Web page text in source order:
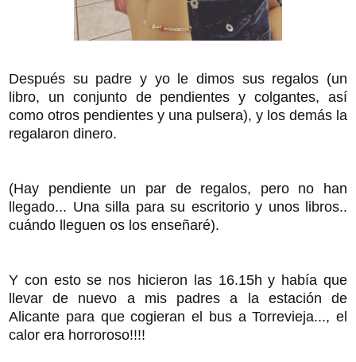
Después su padre y yo le dimos sus regalos (un
libro, un conjunto de pendientes y colgantes, así
como otros pendientes y una pulsera), y los demás la
regalaron dinero.
(Hay pendiente un par de regalos, pero no han
llegado... Una silla para su escritorio y unos libros..
cuándo lleguen os los enseñaré).
Y con esto se nos hicieron las 16.15h y había que
llevar de nuevo a mis padres a la estación de
Alicante para que cogieran el bus a Torrevieja..., el
calor era horroroso!!!!